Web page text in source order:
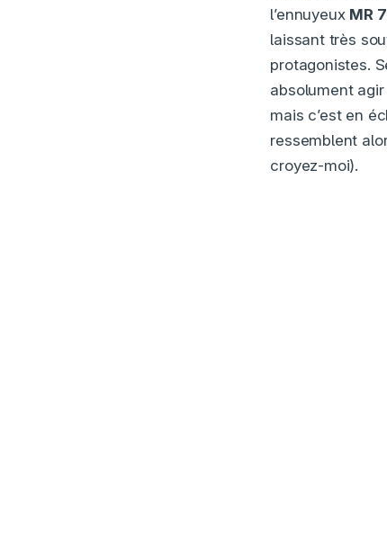
l’ennuyeux MR
laissant très
protagonistes.
absolument
mais c’est en
ressemblent
croyez-moi).